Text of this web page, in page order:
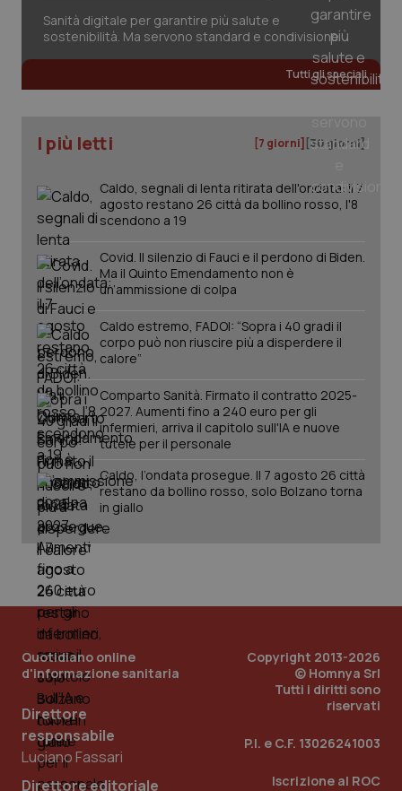
Sanità digitale per garantire più salute e
sostenibilità. Ma servono standard e condivisione
Tutti gli speciali
I più letti [7 giorni] [30 giorni]
Caldo, segnali di lenta ritirata dell'ondata: il 7
agosto restano 26 città da bollino rosso, l'8
scendono a 19
Covid. Il silenzio di Fauci e il perdono di Biden.
Ma il Quinto Emendamento non è
un’ammissione di colpa
Caldo estremo, FADOI: “Sopra i 40 gradi il
corpo può non riuscire più a disperdere il
calore”
Comparto Sanità. Firmato il contratto 2025-
2027. Aumenti fino a 240 euro per gli
infermieri, arriva il capitolo sull'IA e nuove
tutele per il personale
Caldo, l’ondata prosegue. Il 7 agosto 26 città
restano da bollino rosso, solo Bolzano torna
in giallo
Quotidiano online
d'informazione sanitaria
Direttore
responsabile
Luciano Fassari
Direttore editoriale
Copyright 2013-2026
© Homnya Srl
Tutti i diritti sono
riservati
P.I. e C.F. 13026241003
Iscrizione al ROC
PHPSESSID
PHP.net
www.quotidianosanita.it
_ga_KM60CM4NPH .quotidianosanita.it
1
mese